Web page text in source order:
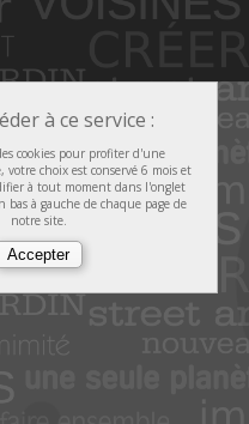
à ce service :
cookies pour profiter d'une
votre choix est conservé 6 mois et
à tout moment dans l'onglet
bas à gauche de chaque page de
notre site.